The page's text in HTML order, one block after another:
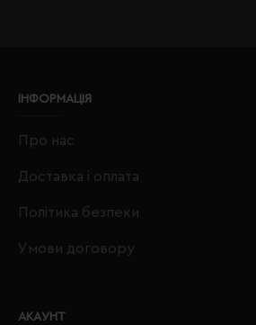
ІНФОРМАЦІЯ
Про нас
Доставка і оплата
Політика безпеки
Умови договору
АКАУНТ